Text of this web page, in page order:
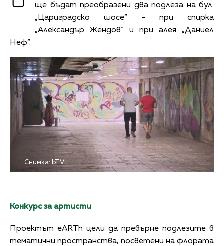
ще бъдат преобразени два подлеза на бул.
„Цариградско шосе“ - при спирка
„Александър Жендов“ и при алея „Даниел
Неф“.
Снимка: bTV
Конкурс за артисти
Проектът eARTh цели да превърне подлезите в
тематични пространства, посветени на флората